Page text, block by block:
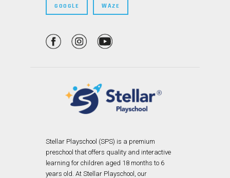
GOOGLE WAZE
Stellar Playschool (SPS) is a premium
preschool that offers quality and interactive
learning for children aged 18 months to 6
years old. At Stellar Playschool, our